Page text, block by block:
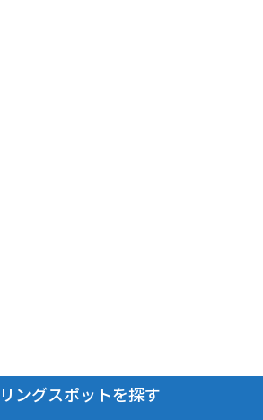
ングスポットを探す